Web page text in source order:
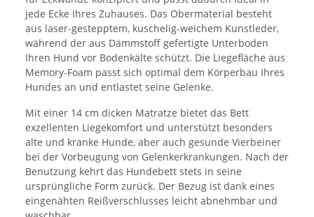
jede Ecke Ihres Zuhauses. Das Obermaterial besteht
aus laser-gestepptem, kuschelig-weichem Kunstleder,
während der aus Dämmstoff gefertigte Unterboden
Ihren Hund vor Bodenkälte schützt. Die Liegefläche aus
Memory-Foam passt sich optimal dem Körperbau Ihres
Hundes an und entlastet seine Gelenke.
Mit einer 14 cm dicken Matratze bietet das Bett
exzellenten Liegekomfort und unterstützt besonders
alte und kranke Hunde, aber auch gesunde Vierbeiner
bei der Vorbeugung von Gelenkerkrankungen. Nach der
Benutzung kehrt das Hundebett stets in seine
ursprüngliche Form zurück. Der Bezug ist dank eines
eingenähten Reißverschlusses leicht abnehmbar und